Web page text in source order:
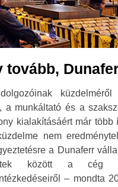
tovább,
küzdelméről
a munkáltató és a
kialakításáért már több
nem
a Dunaferr
között a cég
– mondta